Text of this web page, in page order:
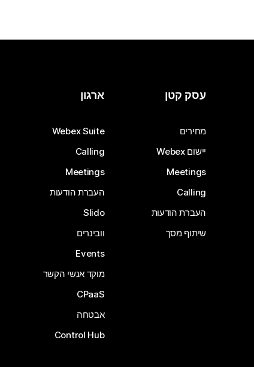
עסק קטן
מחירים
יישום Webex
Meetings
Calling
העברת הודעות
שיתוף מסך
ארגון
Webex Suite
Calling
Meetings
העברת הודעות
Slido
וובינרים
Events
מוקד אנשי הקשר
CPaaS
אבטחה
Control Hub